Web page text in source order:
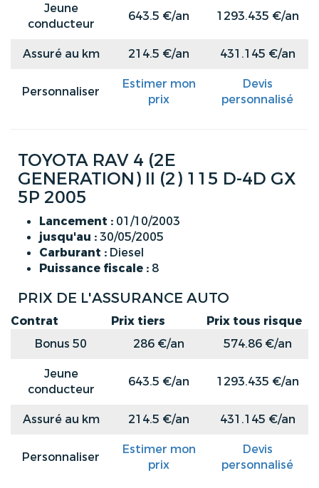
Jeune
conducteur
643.5 €/an 1293.435 €/an
Assuré au km 214.5 €/an 431.145 €/an
Personnaliser
Estimer mon
prix
Devis
personnalisé
TOYOTA RAV 4 (2E
GENERATION) II (2) 115 D-4D GX
5P 2005
Lancement : 01/10/2003
jusqu'au :30/05/2005
Carburant : Diesel
Puissance fiscale : 8
PRIX DE L'ASSURANCE AUTO
Contrat Prix tiers
Prix tous risque
Bonus 50
286 €/an
574.86 €/an
Jeune
conducteur
643.5 €/an 1293.435 €/an
Assuré au km 214.5 €/an 431.145 €/an
Personnaliser
Estimer mon
prix
Devis
personnalisé